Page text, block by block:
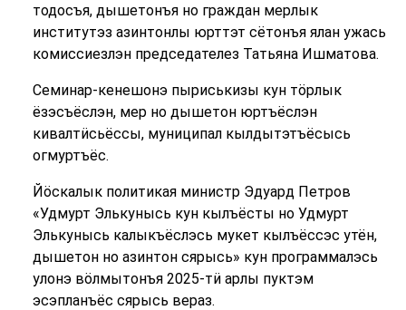
тодосъя, дышетонъя но граждан мерлык
институтэз азинтонлы юрттэт сётонъя ялан ужась
комиссиезлэн председателез Татьяна Ишматова.
Семинар-кенешонэ пыриськизы кун тӧрлык
ёзэсъёслэн, мер но дышетон юртъёслэн
кивалтӥсьёссы, муниципал кылдытэтъёсысь
огмуртъёс.
Йӧскалык политикая министр Эдуард Петров
«Удмурт Элькунысь кун кылъёсты но Удмурт
Элькунысь калыкъёслэсь мукет кылъёссэс утён,
дышетон но азинтон сярысь» кун программалэсь
улонэ вӧлмытонъя 2025-тӥ арлы пуктэм
эсэпланъёс сярысь вераз.